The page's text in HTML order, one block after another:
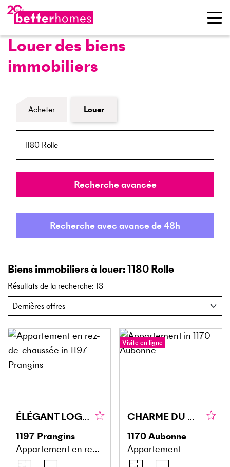
Louer des biens
immobiliers
Formulaire de recherche de biens
Acheter Louer
Rayon
Recherche avancée
Recherche avec avance de 48h
Biens immobiliers à louer: 1180 Rolle
Résultats de la recherche: 13
ÉLÉGANT LOGEMENT MEUBLÉ AU CHARME CONTEMPORAIN
1197 Prangins
Appartement en rez-de-chaussée
Visite en ligne
CHARME DU CENTRE HISTORIQUE D'AUBONNE !
1170Aubonne
Appartement